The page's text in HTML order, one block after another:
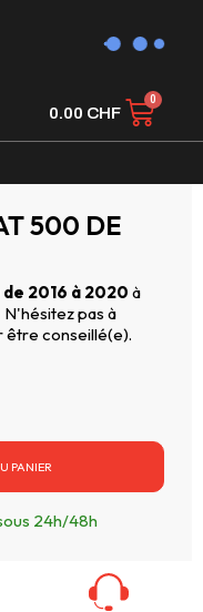
0.00 CHF
500 DE
2016 à 2020 à
pas à
conseillé(e).
PANIER
24h/48h